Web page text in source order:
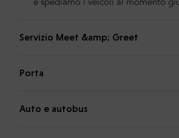
e spediamo i veicoli al momento
Servizio Meet &amp; Greet
Porta
Auto e autobus